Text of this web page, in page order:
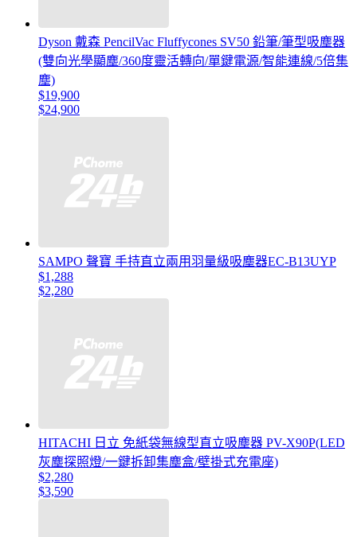
Dyson 戴森 PencilVac Fluffycones SV50 鉛筆/筆型吸塵器
(雙向光學顯塵/360度靈活轉向/單鍵電源/智能連線/5倍集
塵)
$19,900
$24,900
SAMPO 聲寶 手持直立兩用羽量級吸塵器EC-B13UYP
$1,288
$2,280
HITACHI 日立 免紙袋無線型直立吸塵器 PV-X90P(LED
灰塵探照燈/一鍵拆卸集塵盒/壁掛式充電座)
$2,280
$3,590